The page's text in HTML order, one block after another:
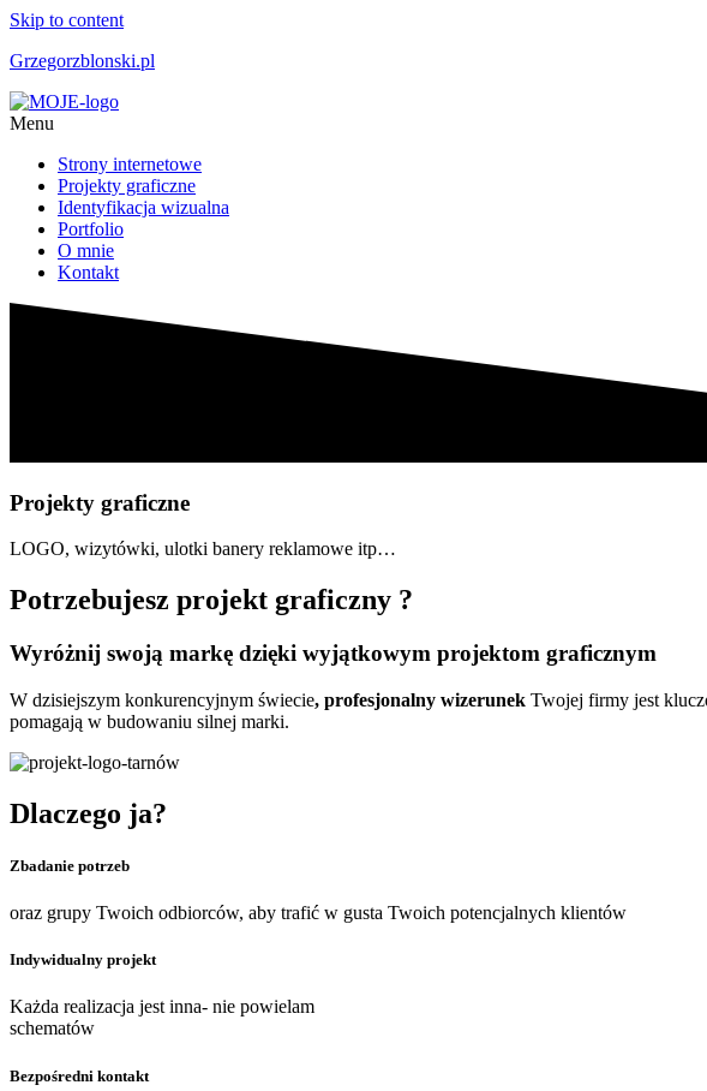
Skip to content
Grzegorzblonski.pl
Menu
Strony internetowe
Projekty graficzne
Identyfikacja wizualna
Portfolio
O mnie
Kontakt
Projekty graficzne
LOGO, wizytówki, ulotki banery reklamowe itp…
Potrzebujesz projekt graficzny ?
Wyróżnij swoją markę dzięki wyjątkowym projektom graficznym
W dzisiejszym konkurencyjnym świecie, profesjonalny wizerunek Twojej firmy jest
pomagają w budowaniu silnej marki.
Dlaczego ja?
Zbadanie potrzeb
oraz grupy Twoich odbiorców, aby trafić w gusta Twoich potencjalnych klientów
Indywidualny projekt
Każda realizacja jest inna- nie powielam
schematów
Bezpośredni kontakt